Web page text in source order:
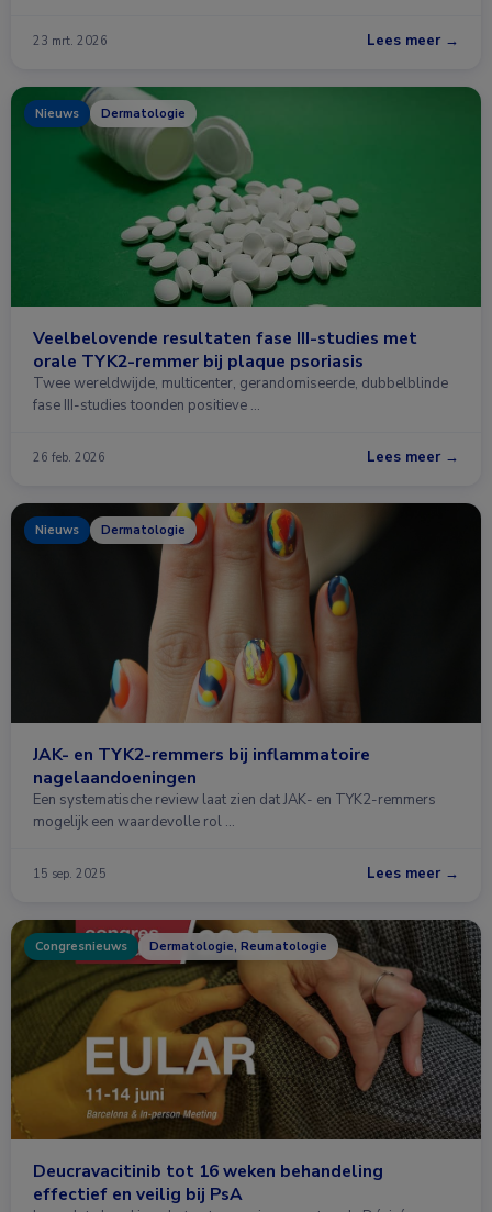
23 mrt. 2026 Lees meer →
Nieuws Dermatologie
Veelbelovende resultaten fase III-studies met
orale TYK2-remmer bij plaque psoriasis
Twee wereldwijde, multicenter, gerandomiseerde, dubbelblinde
fase III-studies toonden positieve …
26 feb. 2026 Lees meer →
Nieuws Dermatologie
JAK- en TYK2-remmers bij inflammatoire
nagelaandoeningen
Een systematische review laat zien dat JAK- en TYK2-remmers
mogelijk een waardevolle rol …
15 sep. 2025 Lees meer →
Congresnieuws Dermatologie, Reumatologie
Deucravacitinib tot 16 weken behandeling
effectief en veilig bij PsA